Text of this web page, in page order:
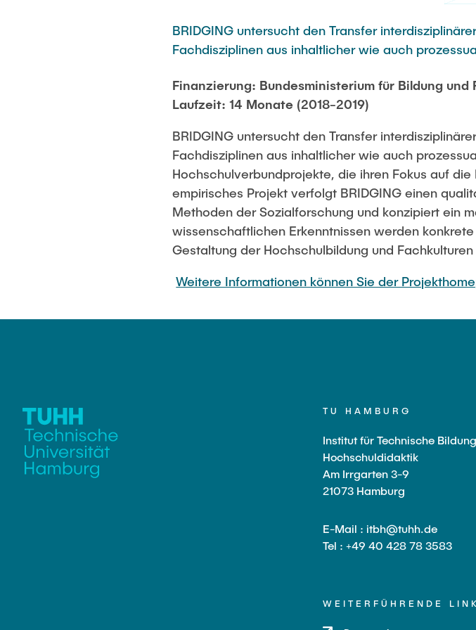
BRIDGING untersucht den Transfer
Fachdisziplinen aus inhaltlicher wie auch
Finanzierung: Bundesministerium für Bildung und
Laufzeit: 14 Monate (2018-2019)
BRIDGING untersucht den Transfer
Fachdisziplinen aus inhaltlicher wie auch
Hochschulverbundprojekte, die ihren Fokus auf
empirisches Projekt verfolgt BRIDGING einen
Methoden der Sozialforschung und konzipiert ein
wissenschaftlichen Erkenntnissen werden
Gestaltung der Hochschulbildung und
Weitere Informationen können Sie der
TU HAMBURG
Institut für Technische
Hochschuldidaktik
Am Irrgarten 3-9
21073 Hamburg
E-Mail : itbh@tuhh.de
Tel : +49 40 428 78 3583
WEITERFÜHRENDE